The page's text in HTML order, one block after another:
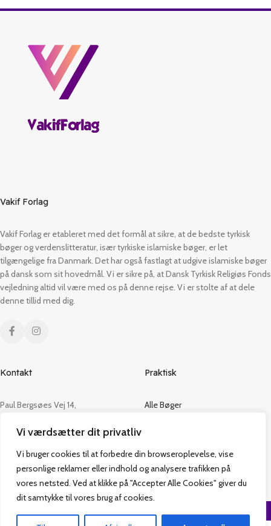
Vi værdsætter dit privatliv
Vi bruger cookies til at forbedre din browseroplevelse, vise
personlige reklamer eller indhold og analysere trafikken på
vores netsted. Ved at klikke på "Accepter Alle Cookies" giver du
dit samtykke til vores brug af cookies.
Vakif Forlag
Vakif Forlag er etableret med det formål at sikre, at de bedste tyrkisk
bøger og verdenslitteratur, især tyrkiske islamiske bøger, er let
tilgængelige fra Danmark. Det har også fastlagt at udgive islamiske bøger
på dansk som sit hovedmål. Vi er sikre på, at Dansk Tyrkisk Religiøs Fonds
vejledning altid vil være med os på denne rejse. Vi er stolte af at dele
denne tillid med dig.
Kontakt
Paul Bergsøes Vej 14,
CVR: 42813915
admin@vakifforlag.dk
+45 26 24 2354
Praktisk
Alle Bøger
Kontakt